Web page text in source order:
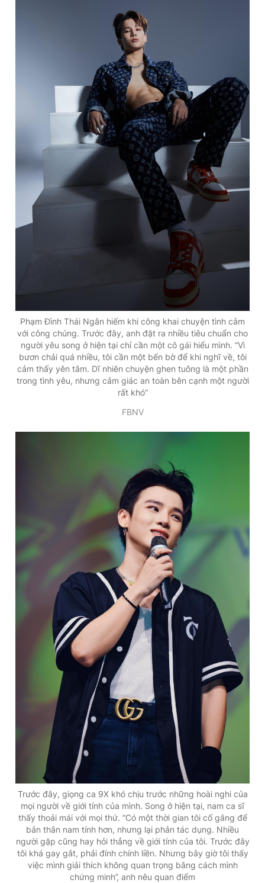
Phạm Đình Thái Ngân hiếm khi công khai chuyện tình cảm
với công chúng. Trước đây, anh đặt ra nhiều tiêu chuẩn cho
người yêu song ở hiện tại chỉ cần một cô gái hiểu mình. “Vì
bươn chải quá nhiều, tôi cần một bến bờ để khi nghĩ về, tôi
cảm thấy yên tâm. Dĩ nhiên chuyện ghen tuông là một phần
trong tình yêu, nhưng cảm giác an toàn bên cạnh một người
rất khó”
FBNV
Trước đây, giọng ca 9X khó chịu trước những hoài nghi của
mọi người về giới tính của mình. Song ở hiện tại, nam ca sĩ
thấy thoải mái với mọi thứ. “Có một thời gian tôi cố gắng để
bản thân nam tính hơn, nhưng lại phản tác dụng. Nhiều
người gặp cũng hay hỏi thẳng về giới tính của tôi. Trước đây
tôi khá gay gắt, phải đính chính liền. Nhưng bây giờ tôi thấy
việc mình giải thích không quan trọng bằng cách mình
chứng minh”, anh nêu quan điểm